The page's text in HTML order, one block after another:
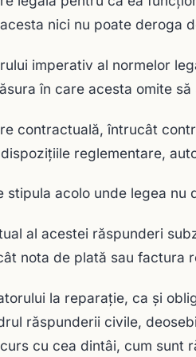
nici nu poate deroga
imperativ al normelor
în care acesta omite
contractuală, întrucât
reglementare,
stipula acolo unde legea nu
al acestei răspunderi
nota de plată sau factura
la reparaţie, ca şi
răspunderii civile,
cu cea dintâi, cum sunt